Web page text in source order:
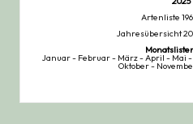
Artenliste
Jahresübersicht
Januar- Februar- März-April - Mai -
Oktober-